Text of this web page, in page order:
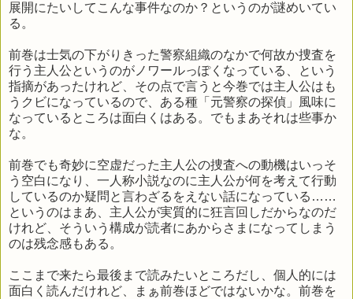
展開にたいしてこんな事件なのか？というのが謎めいてい
る。
前巻は士気の下がりきった警察組織のなかで何故か捜査を
行う主人公というのがノワールっぽくなっている、という
指摘があったけれど、その点で言うと今巻では主人公はも
うクビになっているので、ある種「元警察の探偵」風味に
なっているところは面白くはある。でもまあそれは些事か
な。
前巻でも奇妙に空虚だった主人公の捜査への動機はいっそ
う空白になり、一人称小説なのに主人公が何を考えて行動
しているのか疑問と言わざるをえない話になっている……
というのはまあ、主人公が実質的に狂言回しだからなのだ
けれど、そういう構成が読者にあからさまになってしまう
のは残念感もある。
ここまで来たら最後まで読みたいところだし、個人的には
面白く読んだけれど、まぁ前巻ほどではないかな。前巻を